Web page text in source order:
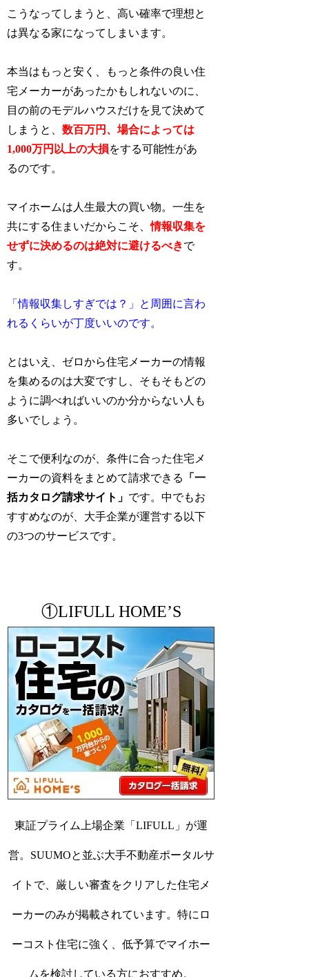
こうなってしまうと、高い確率で理想と
は異なる家になってしまいます。
本当はもっと安く、もっと条件の良い住
宅メーカーがあったかもしれないのに、
目の前のモデルハウスだけを見て決めて
しまうと、数百万円、場合によっては
1,000万円以上の大損をする可能性があ
るのです。
マイホームは人生最大の買い物。一生を
共にする住まいだからこそ、情報収集を
せずに決めるのは絶対に避けるべきで
す。
「情報収集しすぎでは？」と周囲に言わ
れるくらいが丁度いいのです。
とはいえ、ゼロから住宅メーカーの情報
を集めるのは大変ですし、そもそもどの
ように調べればいいのか分からない人も
多いでしょう。
そこで便利なのが、条件に合った住宅メ
ーカーの資料をまとめて請求できる
「一
括カタログ請求サイト」 です。中でもお
すすめなのが、大手企業が運営する以下
の3つのサービスです。
①LIFULL HOME’S
東証プライム上場企業「LIFULL」が運
営。SUUMOと並ぶ大手不動産ポータルサ
イトで、厳しい審査をクリアした住宅メ
ーカーのみが掲載されています。特にロ
ーコスト住宅に強く、低予算でマイホー
ムを検討している方におすすめ。